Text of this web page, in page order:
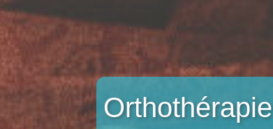
Orthothérapie